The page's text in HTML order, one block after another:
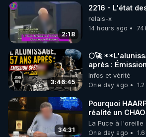
▶ 10 % de réduction sur les
marque SANA :
Rendez-vous sur
http://rgnr.li/
code : REGENERE10
▶ 30 jours gratuit sur l’application
de bien-être ENVOL :
Rendez-vous sur https://
le code : REGENERE
2:18
2216 - L'état
relais-x
14 hours ago
3:46:45
🌕🚀
après :
avec John Doe
Infos et vérité
One day ago
34:31
Pourquoi
réalité un
on répond
La Puce à l'oreille
One day ago